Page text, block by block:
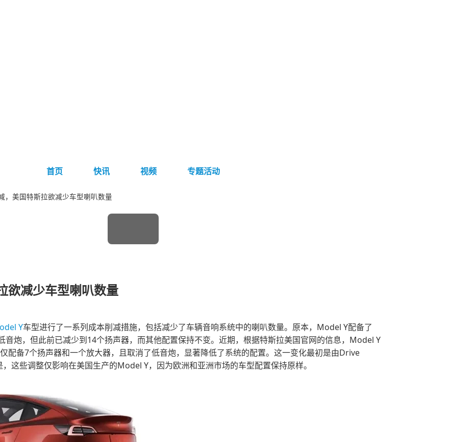
首页
快讯 视频 专题活动
，美国特斯拉欲减少车型喇叭数量
欲减少车型喇叭数量
Y车型进行了一系列成本削减措施，包括减少了车辆音响系统中的喇叭数量。原本，Model Y配备了
音炮，但此前已减少到14个扬声器，而其他配置保持不变。近期，根据特斯拉美国官网的信息，Model Y
配备7个扬声器和一个放大器，且取消了低音炮，显著降低了系统的配置。这一变化最初是由Drive
这些调整仅影响在美国生产的Model Y，因为欧洲和亚洲市场的车型配置保持原样。